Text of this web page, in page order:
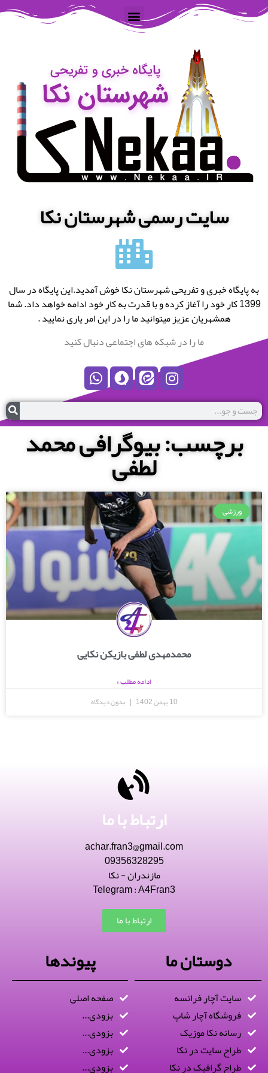
سایت رسمی شهرستان نکا
به پایگاه خبری و تفریحی شهرستان نکا خوش آمدید.این پایگاه در سال
1399 کار خود را آغاز کرده و با قدرت به کار خود ادامه خواهد داد. شما
همشهریان عزیز میتوانید ما را در این امر یاری نمایید .
ما را در شبکه های اجتماعی دنبال کنید
برچسب: بیوگرافی محمد
لطفی
ورزشی
محمدمهدی لطفی بازیکن نکایی
ادامه مطلب »
10 بهمن 1402
بدون دیدگاه
ارتباط با ما
achar.fran3@gmail.com
09356328295
مازندران - نکا
Telegram : A4Fran3
ارتباط با ما
دوستان ما
سایت آچار فرانسه
فروشگاه آچار شاپ
رسانه نکا موزیک
طراح سایت در نکا
طراح گرافیک در نکا
پیوندها
صفحه اصلی
بزودی...
بزودی...
بزودی...
بزودی...